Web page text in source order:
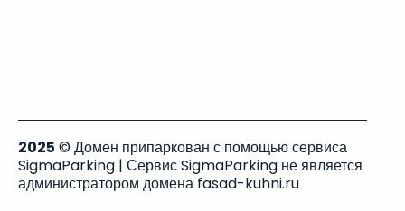
2025 © Домен припаркован с помощью сервиса
SigmaParking | Сервис SigmaParking не является
администратором домена fasad-kuhni.ru